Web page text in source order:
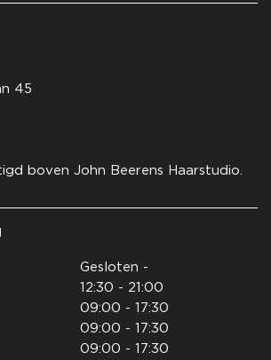
45
boven John Beerens Haarstudio.
Gesloten -
12:30 - 21:00
09:00 - 17:30
09:00 - 17:30
09:00 - 17:30